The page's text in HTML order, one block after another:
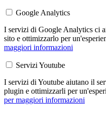
Google Analytics
I servizi di Google Analytics ci
sito e ottimizzarlo per
maggiori informazioni
Servizi Youtube
I servizi di Youtube aiutano il
plugin e ottimizzarli per
per maggiori informazioni